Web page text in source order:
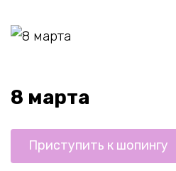
8 марта
Приступить к шопингу